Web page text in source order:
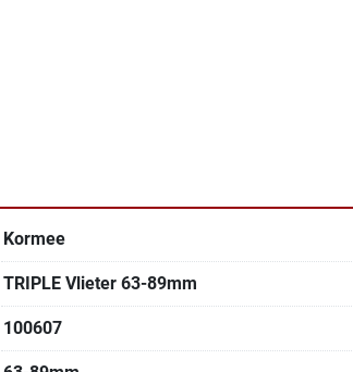
Kormee
TRIPLE Vlieter 63-89mm
100607